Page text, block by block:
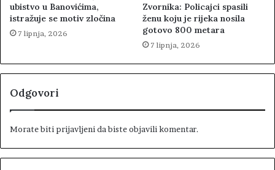
ubistvo u Banovićima,
istražuje se motiv zločina
7 lipnja, 2026
Zvornika: Policajci spasili
ženu koju je rijeka nosila
gotovo 800 metara
7 lipnja, 2026
Odgovori
Morate biti prijavljeni da biste objavili komentar.